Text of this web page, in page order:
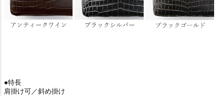
●特長
肩掛け可／斜め掛け